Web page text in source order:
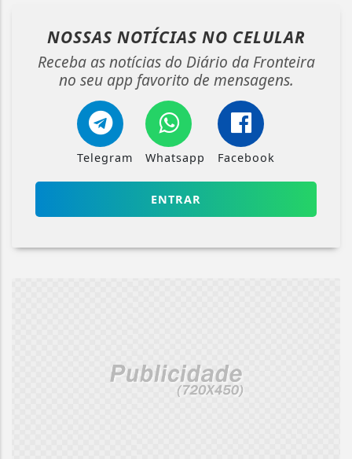
NOSSAS NOTÍCIAS NO CELULAR
Receba as notícias do Diário da Fronteira
no seu app favorito de mensagens.
Telegram Whatsapp Facebook
ENTRAR